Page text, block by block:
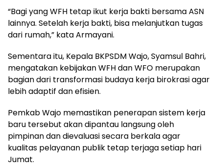
“Bagi yang WFH tetap ikut kerja bakti bersama ASN
lainnya. Setelah kerja bakti, bisa melanjutkan tugas
dari rumah,” kata Armayani.
Sementara itu, Kepala BKPSDM Wajo, Syamsul Bahri,
mengatakan kebijakan WFH dan WFO merupakan
bagian dari transformasi budaya kerja birokrasi agar
lebih adaptif dan efisien.
Pemkab Wajo memastikan penerapan sistem kerja
baru tersebut akan dipantau langsung oleh
pimpinan dan dievaluasi secara berkala agar
kualitas pelayanan publik tetap terjaga setiap hari
Jumat.